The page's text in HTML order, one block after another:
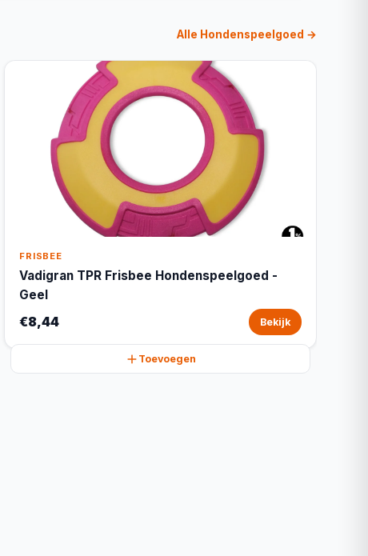
Alle Hondenspeelgoed →
FRISBEE
Vadigran TPR Frisbee Hondenspeelgoed -
Geel
€8,44 Bekijk
Toevoegen